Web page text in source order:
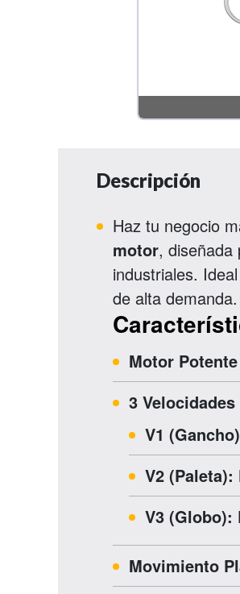
Descripción
Haz tu negocio
motor,
industriales.
de alta demanda.
Motor
3
V1
V2 (Paleta):
V3 (Globo):
Movimiento